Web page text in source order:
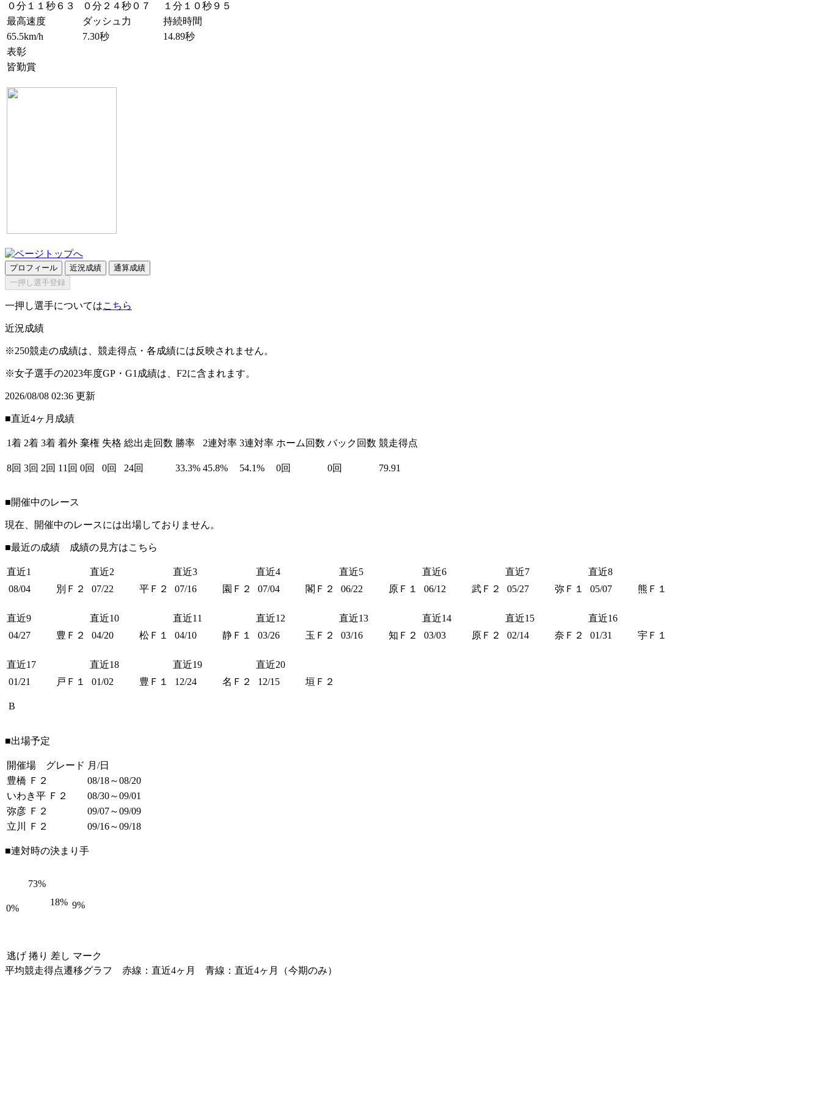
０分１１秒６３ ０分２４秒０７
１分１０秒９５
最高速度
ダッシュ力
持続時間
65.5km/h
7.30秒
14.89秒
表彰
皆勤賞
プロフィール 近況成績
通算成績
一押し選手登録
一押し選手についてはこちら
近況成績
※250競走の成績は、競走得点・各成績には反映されません。
※女子選手の2023年度GP・G1成績は、F2に含まれます。
2026/08/08 02:36 更新
■直近4ヶ月成績
1着 2着 3着 着外 棄権 失格 総出走回数 勝率 2連対率 3連対率 ホーム回数 バック回数 競走得点
8回 3回 2回 11回 0回 0回 24回 33.3% 45.8% 54.1% 0回 0回 79.91
■開催中のレース
現在、開催中のレースには出場しておりません。
■最近の成績 成績の見方はこちら
直近1 直近2 直近3 直近4 直近5 直近6 直近7
直近8
08/04
別Ｆ２ 07/22 平Ｆ２ 07/16 園Ｆ２ 07/04 閣Ｆ２ 06/22 原Ｆ１ 06/12 武Ｆ２ 05/27 弥Ｆ１ 05/07 熊Ｆ１
直近9 直近10 直近11 直近12 直近13 直近14 直近15
直近16
04/27
豊Ｆ２ 04/20 松Ｆ１ 04/10 静Ｆ１ 03/26 玉Ｆ２ 03/16 知Ｆ２ 03/03 原Ｆ２ 02/14 奈Ｆ２ 01/31 宇Ｆ１
直近17 直近18 直近19
直近20
01/21
戸Ｆ１
B
01/02 豊Ｆ１ 12/24 名Ｆ２ 12/15 垣Ｆ２
■出場予定
開催場 グレード 月/日
豊橋 Ｆ２
08/18～08/20
いわき平 Ｆ２
08/30～09/01
弥彦 Ｆ２
09/07～09/09
立川 Ｆ２
09/16～09/18
■連対時の決まり手
0%
73%
18% 9%
逃げ 捲り 差し マーク
平均競走得点遷移グラフ 赤線：直近4ヶ月 青線：直近4ヶ月（今期のみ）